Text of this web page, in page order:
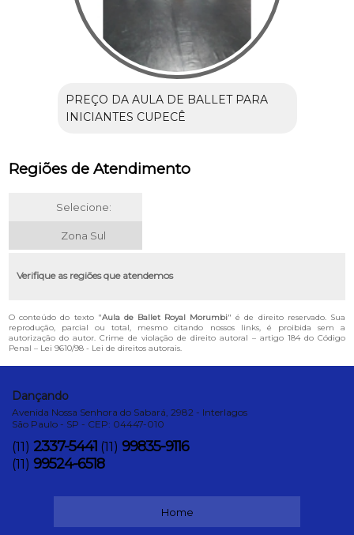
PREÇO DA AULA DE BALLET PARA
INICIANTES CUPECÊ
Regiões de Atendimento
Selecione:
Zona Sul
Verifique as regiões que atendemos
O conteúdo do texto "Aula de Ballet Royal Morumbi" é de direito reservado. Sua
reprodução, parcial ou total, mesmo citando nossos links, é proibida sem a
autorização do autor. Crime de violação de direito autoral – artigo 184 do Código
Penal – Lei 9610/98 - Lei de direitos autorais.
Dançando
Avenida Nossa Senhora do Sabará, 2982 - Interlagos
São Paulo - SP - CEP: 04447-010
(11) 2337-5441 (11) 99835-9116
(11) 99524-6518
Home